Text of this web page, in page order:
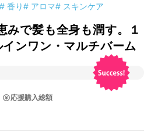
# 香り# アロマ# スキンケア
みで髪も全身も潤す。１
ンワン・マルチバーム
応援購入総額